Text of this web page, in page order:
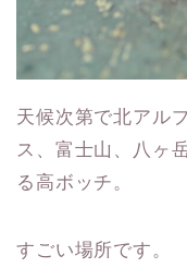
天候次第で北アル
ス、富士山、八ヶ
る高ボッチ。
すごい場所です。